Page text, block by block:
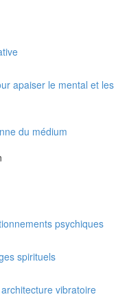
apaiser le mental et les
du médium
psychiques
spirituels
vibratoire